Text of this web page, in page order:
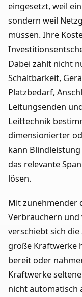
eingesetzt, weil
sondern weil
müssen. Ihre
Dabei zählt nicht
Schaltbarkeit,
Platzbedarf,
Leitungsenden
Leittechnik
dimensionierter
kann
das relevante
lösen.
Mit zunehmender
Verbrauchern
verschiebt sich
große Kraftwerke
bereit oder
Kraftwerke
nicht automatisch